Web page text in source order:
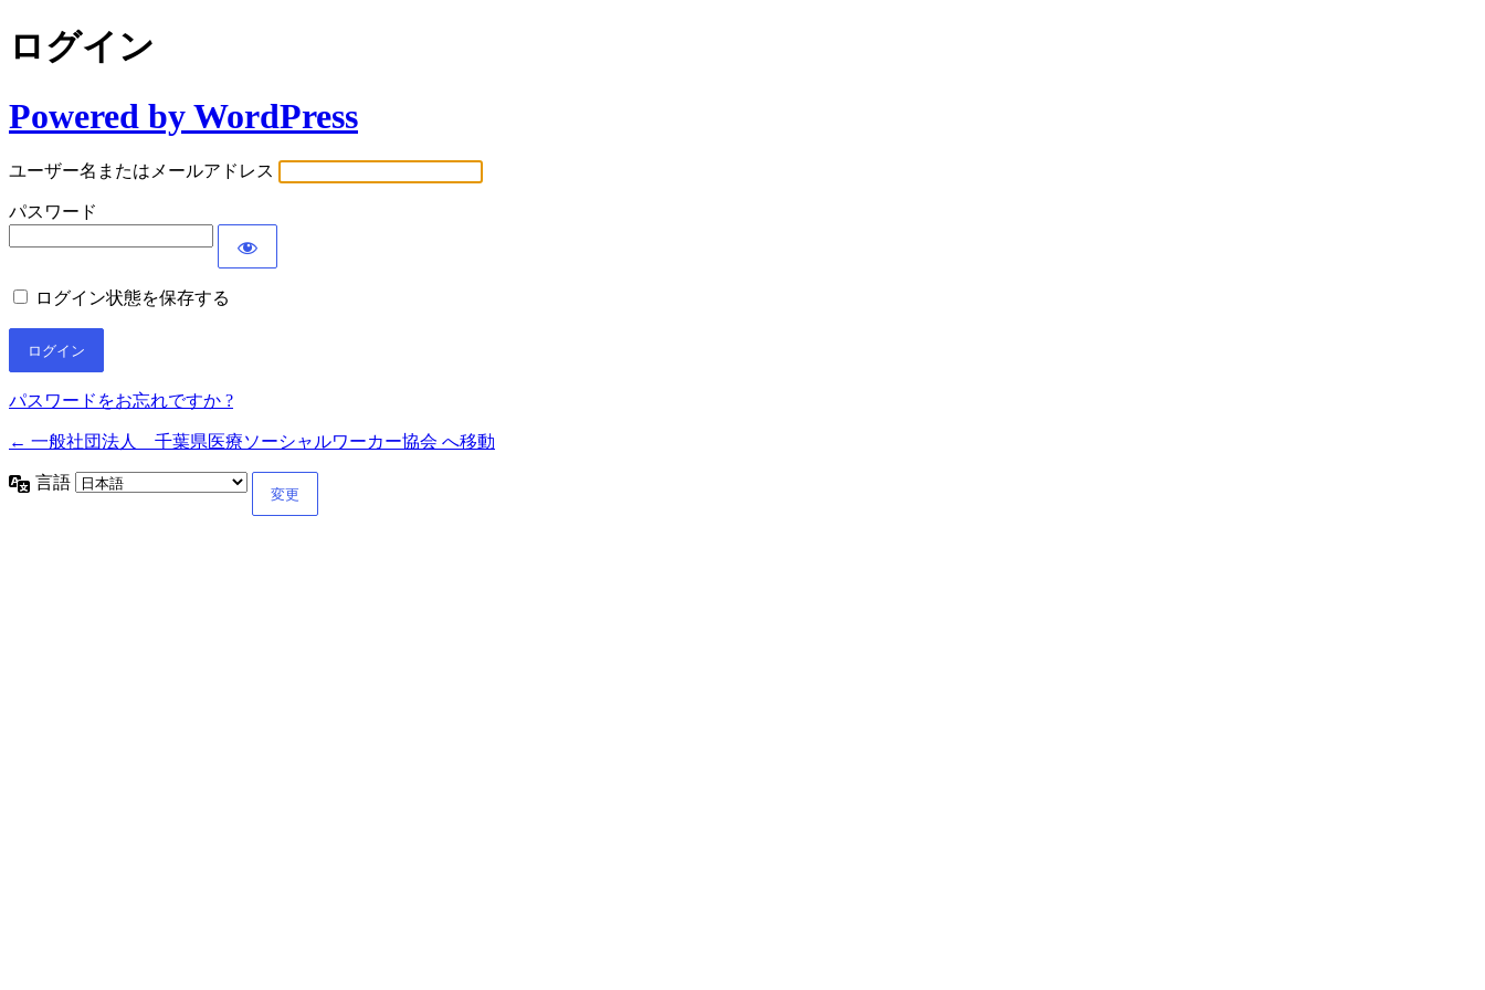
ログイン
Powered by WordPress
ユーザー名またはメールアドレス
パスワード
ログイン状態を保存する
パスワードをお忘れですか ?
← 一般社団法人 千葉県医療ソーシャルワーカー協会 へ移動
言語